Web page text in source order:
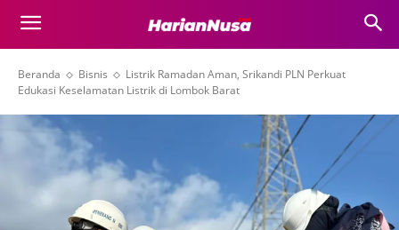
Beranda Bisnis
Listrik Ramadan Aman, Srikandi PLN Perkuat
Edukasi Keselamatan Listrik di Lombok Barat